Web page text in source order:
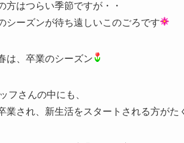
方はつらい季節ですが・・
シーズンが待ち遠しいこのごろです
は、卒業のシーズン
フさんの中にも、
業され、新生活をスタートされる方がた